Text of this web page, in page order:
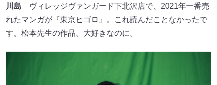
川島 ヴィレッジヴァンガード下北沢店で、2021年一番売
れたマンガが『東京ヒゴロ』。これ読んだことなかったで
す。松本先生の作品、大好きなのに。